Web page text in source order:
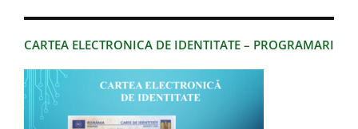
CARTEA ELECTRONICA DE IDENTITATE – PROGRAMARI